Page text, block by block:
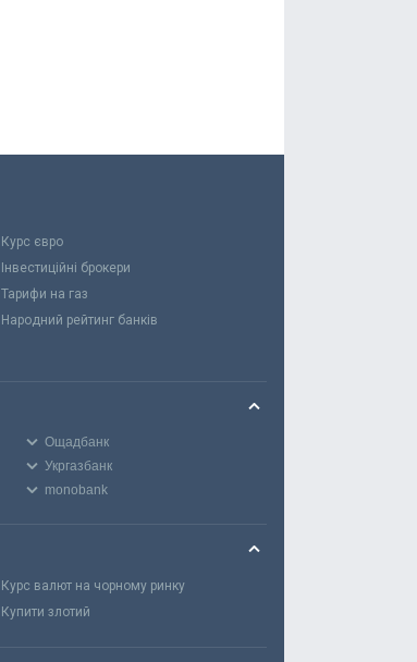
Курс євро
Інвестиційні брокери
Тарифи на газ
Народний рейтинг банків
Ощадбанк
Укргазбанк
monobank
Курс валют на чорному ринку
Купити злотий